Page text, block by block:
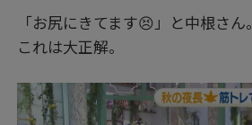
「お尻にきてます😣」と中根さん。
これは大正解。